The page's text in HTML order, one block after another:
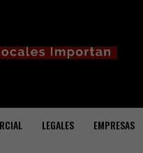
LEGALES EMPRESAS